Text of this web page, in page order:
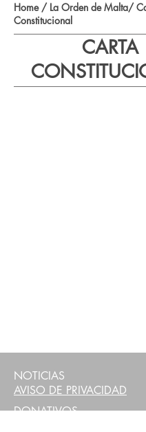
Home / La Orden de Malta/
Constitucional
CARTA
NOTICIAS
AVISO DE PRIVACIDAD
DONATIVOS